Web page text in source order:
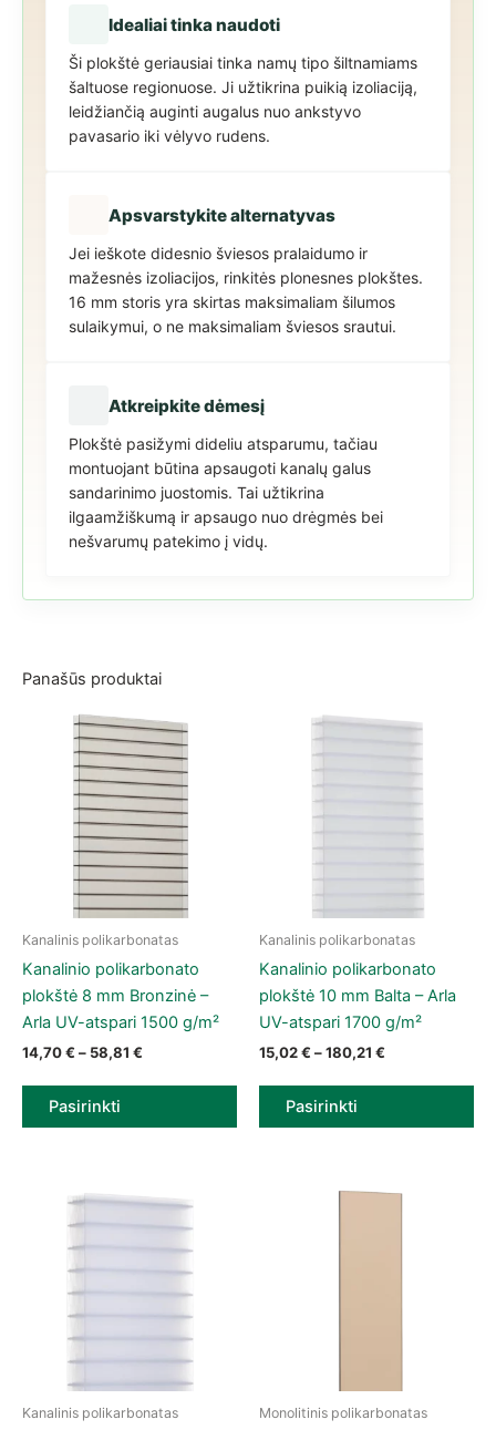
Idealiai tinka naudoti
Ši plokštė geriausiai tinka namų tipo šiltnamiams
šaltuose regionuose. Ji užtikrina puikią izoliaciją,
leidžiančią auginti augalus nuo ankstyvo
pavasario iki vėlyvo rudens.
Apsvarstykite alternatyvas
Jei ieškote didesnio šviesos pralaidumo ir
mažesnės izoliacijos, rinkitės plonesnes plokštes.
16 mm storis yra skirtas maksimaliam šilumos
sulaikymui, o ne maksimaliam šviesos srautui.
Atkreipkite dėmesį
Plokštė pasižymi dideliu atsparumu, tačiau
montuojant būtina apsaugoti kanalų galus
sandarinimo juostomis. Tai užtikrina
ilgaamžiškumą ir apsaugo nuo drėgmės bei
nešvarumų patekimo į vidų.
Panašūs produktai
Kanalinis polikarbonatas
Kanalinio polikarbonato
plokštė 8 mm Bronzinė –
Arla UV-atspari 1500 g/m²
14,70€ – 58,81 € Price range: 14,70 € through 58,81 €
Pasirinkti
This product has multiple variants. The options may be
Kanalinis polikarbonatas
Kanalinio polikarbonato
plokštė 10 mm Balta – Arla
UV-atspari 1700 g/m²
15,02€ –180,21 €
Pasirinkti
This product has multiple
Kanalinis polikarbonatas
This product has multiple variants. The options may be
Monolitinis polikarbonatas
This product has multiple